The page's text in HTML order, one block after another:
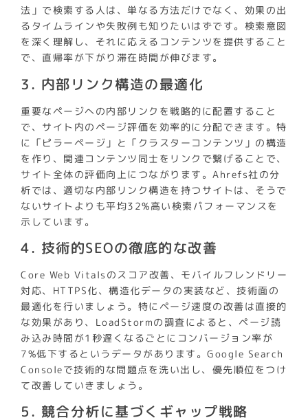
法」で検索する人は、単なる方法だけでなく、効果の出
るタイムラインや失敗例も知りたいはずです。検索意図
を深く理解し、それに応えるコンテンツを提供すること
で、直帰率が下がり滞在時間が伸びます。
3. 内部リンク構造の最適化
重要なページへの内部リンクを戦略的に配置すること
で、サイト内のページ評価を効率的に分配できます。特
に「ピラーページ」と「クラスターコンテンツ」の構造
を作り、関連コンテンツ同士をリンクで繋げることで、
サイト全体の評価向上につながります。Ahrefs社の分
析では、適切な内部リンク構造を持つサイトは、そうで
ないサイトよりも平均32%高い検索パフォーマンスを
示しています。
4. 技術的SEOの徹底的な改善
Core Web Vitalsのスコア改善、モバイルフレンドリー
対応、HTTPS化、構造化データの実装など、技術面の
最適化を行いましょう。特にページ速度の改善は直接的
な効果があり、LoadStormの調査によると、ページ読
み込み時間が1秒遅くなるごとにコンバージョン率が
7%低下するというデータがあります。Google Search
Consoleで技術的な問題点を洗い出し、優先順位をつけ
て改善していきましょう。
5. 競合分析に基づくギャップ戦略